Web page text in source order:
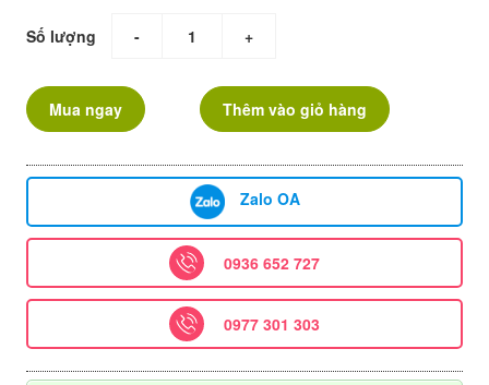
Số lượng - +
Mua ngay Thêm vào giỏ hàng
Zalo OA
0936 652 727
0977 301 303